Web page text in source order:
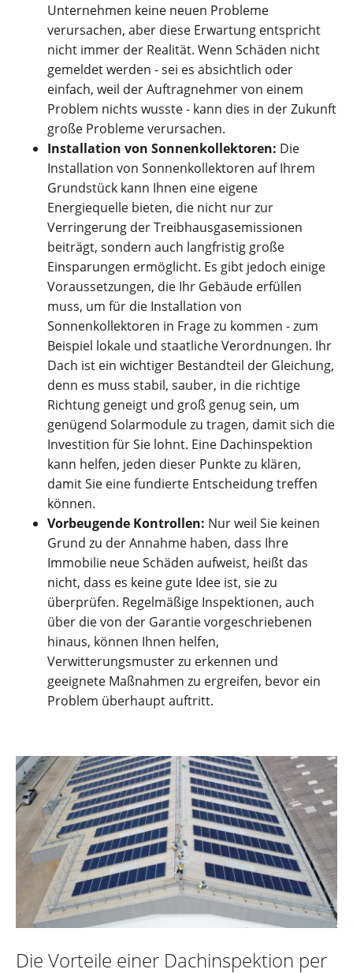
Unternehmen keine neuen Probleme
verursachen, aber diese Erwartung entspricht
nicht immer der Realität. Wenn Schäden nicht
gemeldet werden - sei es absichtlich oder
einfach, weil der Auftragnehmer von einem
Problem nichts wusste - kann dies in der Zukunft
große Probleme verursachen.
Installation von Sonnenkollektoren: Die
Installation von Sonnenkollektoren auf Ihrem
Grundstück kann Ihnen eine eigene
Energiequelle bieten, die nicht nur zur
Verringerung der Treibhausgasemissionen
beiträgt, sondern auch langfristig große
Einsparungen ermöglicht. Es gibt jedoch einige
Voraussetzungen, die Ihr Gebäude erfüllen
muss, um für die Installation von
Sonnenkollektoren in Frage zu kommen - zum
Beispiel lokale und staatliche Verordnungen. Ihr
Dach ist ein wichtiger Bestandteil der Gleichung,
denn es muss stabil, sauber, in die richtige
Richtung geneigt und groß genug sein, um
genügend Solarmodule zu tragen, damit sich die
Investition für Sie lohnt. Eine Dachinspektion
kann helfen, jeden dieser Punkte zu klären,
damit Sie eine fundierte Entscheidung treffen
können.
Vorbeugende Kontrollen: Nur weil Sie keinen
Grund zu der Annahme haben, dass Ihre
Immobilie neue Schäden aufweist, heißt das
nicht, dass es keine gute Idee ist, sie zu
überprüfen. Regelmäßige Inspektionen, auch
über die von der Garantie vorgeschriebenen
hinaus, können Ihnen helfen,
Verwitterungsmuster zu erkennen und
geeignete Maßnahmen zu ergreifen, bevor ein
Problem überhaupt auftritt.
Die Vorteile einer Dachinspektion per